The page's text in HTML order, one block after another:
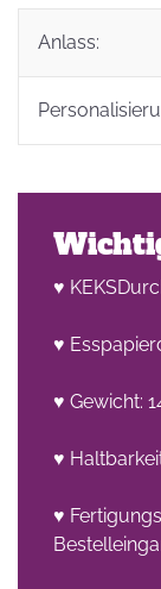
Anlass:
♥
♥
♥ Gewicht:
♥
♥